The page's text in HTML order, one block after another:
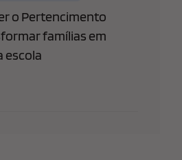
o Pertencimento
famílias em
escola